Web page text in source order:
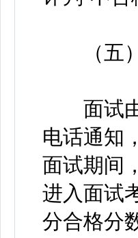
（五）
面试由
电话通知
面试期间
进入面试
分合格分